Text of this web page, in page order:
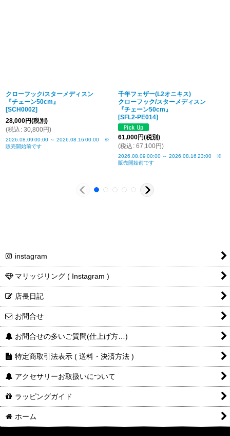
クローフック/スターメディスン
『チェーン50cm』
[SCH0002]
28,000円(税別)
(税込 : 30,800円)
2026.08.09 00:00 ～ 2026.08.16 00:00 ※
販売開始前です
千年フェザー(L2オニキス)
クローフック/スターメディスン
『チェーン50cm』
[SFL2-PE014]
61,000円(税別)
(税込 : 67,100円)
2026.08.09 00:00 ～ 2026.08.16 23:00 ※
販売開始前です
instagram
マリッジリング ( Instagram )
店長日記
お問合せ
お問合せの多いご質問(仕上げ方…)
特定商取引法表示 ( 送料・決済方法 )
アクセサリーお取扱いについて
ラッピングガイド
ホーム